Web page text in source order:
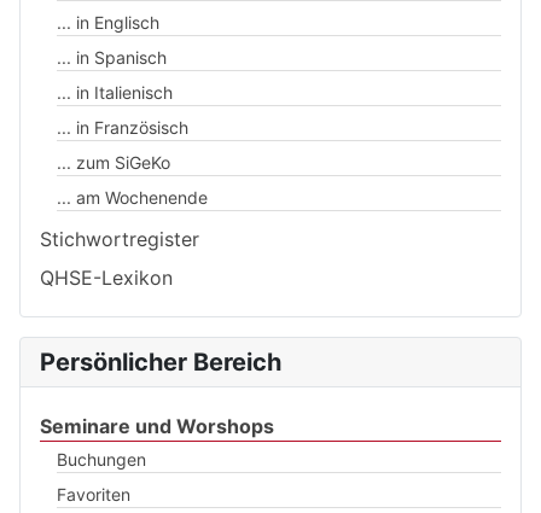
... in Englisch
... in Spanisch
... in Italienisch
... in Französisch
... zum SiGeKo
... am Wochenende
Stichwortregister
QHSE-Lexikon
Persönlicher Bereich
Seminare und Worshops
Buchungen
Favoriten